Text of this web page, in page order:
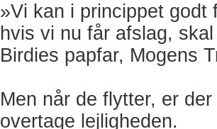
»Vi kan i princippet godt
hvis vi nu får afslag,
Birdies papfar, Mogens
Men når de flytter, er
overtage lejligheden.